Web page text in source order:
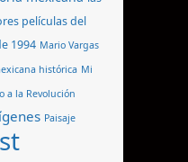
películas del
1994 Mario Vargas
histórica Mi
a la Revolución
Paisaje